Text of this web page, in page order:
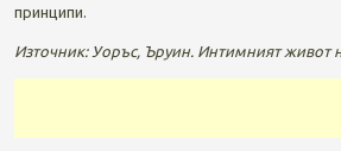
принципи.
Източник: Уоръс, Ъруин. Интимният живот